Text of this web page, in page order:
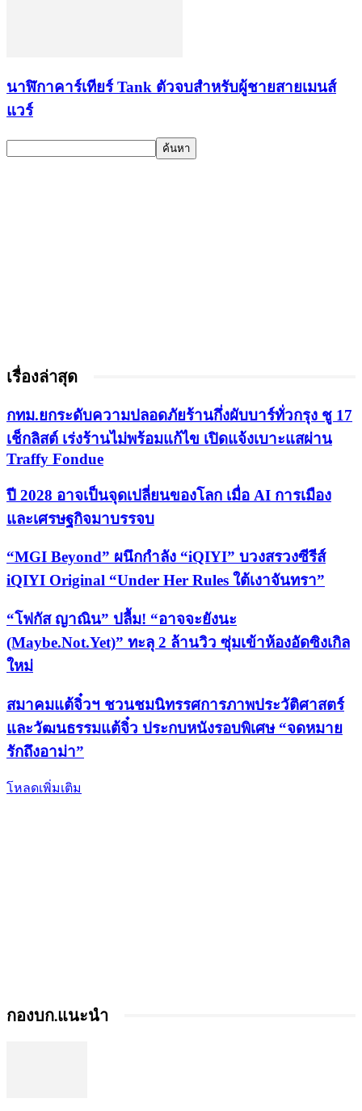
นาฬิกาคาร์เทียร์ Tank ตัวจบสำหรับผู้ชายสายเมนส์
แวร์
เรื่องล่าสุด
กทม.ยกระดับความปลอดภัยร้านกึ่งผับบาร์ทั่วกรุง ชู 17
เช็กลิสต์ เร่งร้านไม่พร้อมแก้ไข เปิดแจ้งเบาะแสผ่าน
Traffy Fondue
ปี 2028 อาจเป็นจุดเปลี่ยนของโลก เมื่อ AI การเมือง
และเศรษฐกิจมาบรรจบ
“MGI Beyond” ผนึกกำลัง “iQIYI” บวงสรวงซีรีส์
iQIYI Original “Under Her Rules ใต้เงาจันทรา”
“โฟกัส ญาณิน” ปลื้ม! “อาจจะยังนะ
(Maybe.Not.Yet)” ทะลุ 2 ล้านวิว ซุ่มเข้าห้องอัดซิงเกิล
ใหม่
สมาคมแต้จิ๋วฯ ชวนชมนิทรรศการภาพประวัติศาสตร์
และวัฒนธรรมแต้จิ๋ว ประกบหนังรอบพิเศษ “จดหมาย
รักถึงอาม่า”
โหลดเพิ่มเติม
กองบก.แนะนำ